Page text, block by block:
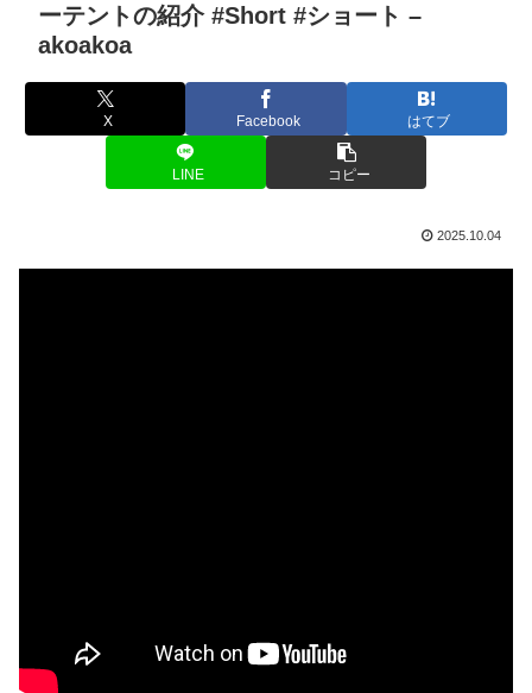
ーテントの紹介 #Short #ショート –
akoakoa
X Facebook はてブ
LINE コピー
2025.10.04